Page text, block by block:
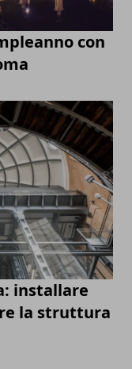
con
installare
la struttura